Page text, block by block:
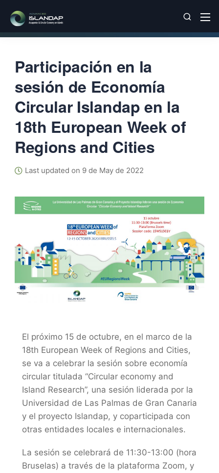
Participación en la
sesión de Economía
Circular Islandap en la
18th European Week of
Regions and Cities
Last updated on 9 de May de 2022
El próximo 15 de octubre, en el marco de la
18th European Week of Regions and Cities,
se va a celebrar la sesión sobre economía
circular titulada “Circular economy and
Island Research”, una sesión liderada por la
Universidad de Las Palmas de Gran Canaria
y el proyecto Islandap, y coparticipada con
otras entidades locales e internacionales.
La sesión se celebrará de 11:30-13:00 (hora
Bruselas) a través de la plataforma Zoom, y